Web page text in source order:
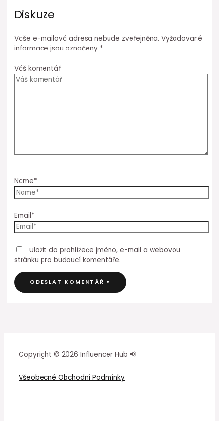
Diskuze
Vaše e-mailová adresa nebude zveřejněna. Vyžadované
informace jsou označeny *
Váš komentář
Name*
Email*
Uložit do prohlížeče jméno, e-mail a webovou
stránku pro budoucí komentáře.
Copyright © 2026 Influencer Hub 📢
Všeobecné Obchodní Podmínky